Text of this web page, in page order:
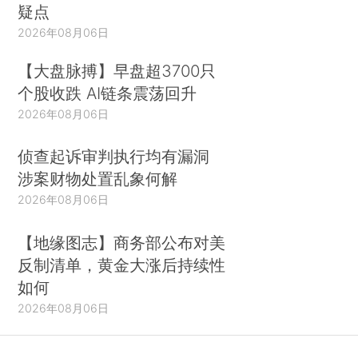
疑点
2026年08月06日
【大盘脉搏】早盘超3700只
个股收跌 AI链条震荡回升
2026年08月06日
侦查起诉审判执行均有漏洞
涉案财物处置乱象何解
2026年08月06日
【地缘图志】商务部公布对美
反制清单，黄金大涨后持续性
如何
2026年08月06日